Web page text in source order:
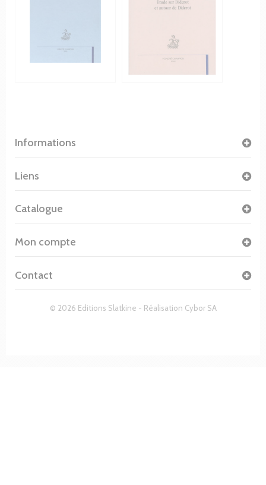
Informations
© 2026 Editions Slatkine - Réalisation Cybor SA
Liens
Catalogue
Mon compte
Contact